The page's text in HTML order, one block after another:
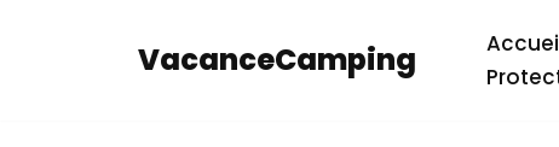
VacanceCamping